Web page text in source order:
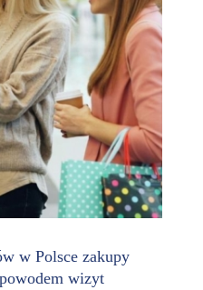
w Polsce zakupy
wizyt